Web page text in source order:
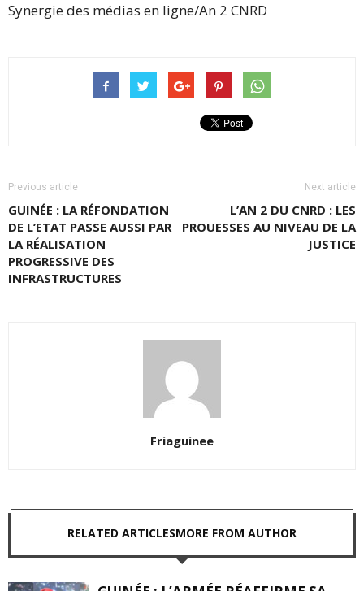
Synergie des médias en ligne/An 2 CNRD
Previous article
GUINÉE : LA RÉFONDATION
DE L’ETAT PASSE AUSSI PAR
LA RÉALISATION
PROGRESSIVE DES
INFRASTRUCTURES
Next article
L’AN 2 DU CNRD : LES
PROUESSES AU NIVEAU DE LA
JUSTICE
Friaguinee
RELATED ARTICLESMORE FROM AUTHOR